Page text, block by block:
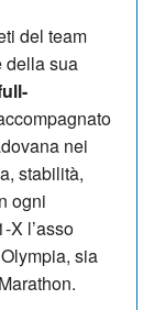
del team
della sua
nei
stabilità,
ogni
X l’asso
sia